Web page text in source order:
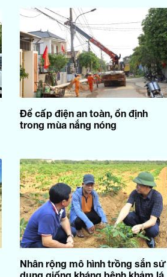
Để cấp điện an toàn, ổn định
trong mùa nắng nóng
Nhân rộng mô hình trồng sắn sử